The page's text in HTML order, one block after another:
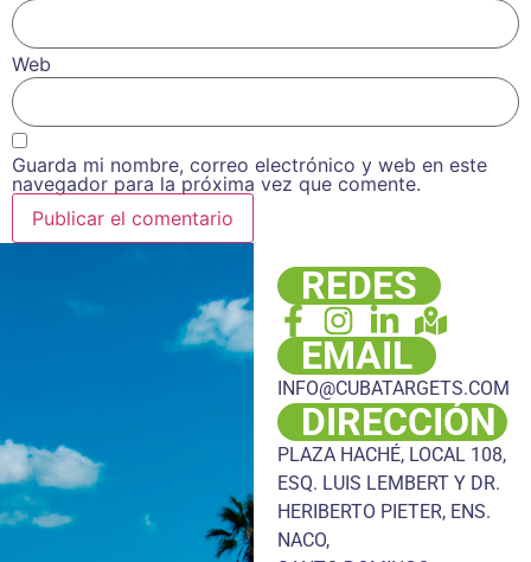
Web
Guarda mi nombre, correo electrónico y web en este
navegador para la próxima vez que comente.
REDES
EMAIL
INFO@CUBATARGETS.COM
DIRECCIÓN
PLAZA HACHÉ, LOCAL 108,
ESQ. LUIS LEMBERT Y DR.
HERIBERTO PIETER, ENS.
NACO,